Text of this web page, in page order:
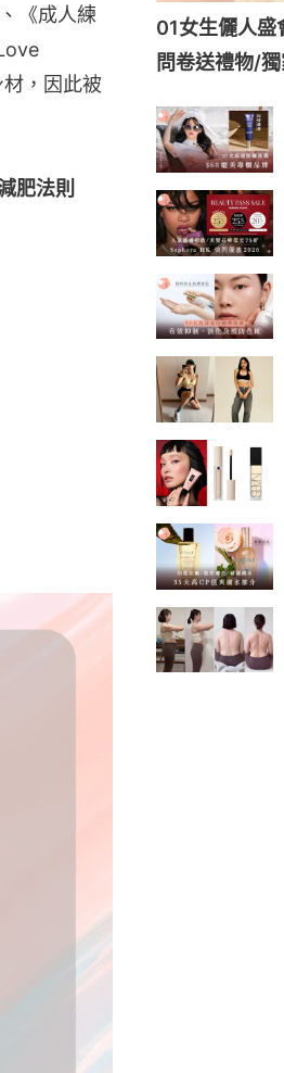
《成人練
，因此被
肥法則
01女生儷人
問卷送禮物/